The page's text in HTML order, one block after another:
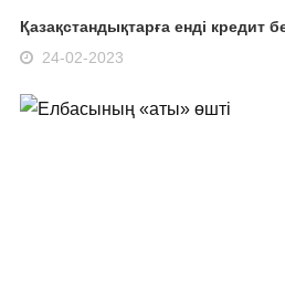
Қазақстандықтарға енді кредит
24-02-2023